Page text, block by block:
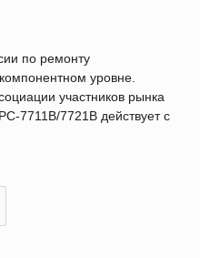
по ремонту
уровне.
участников рынка
7711B/7721B действует с